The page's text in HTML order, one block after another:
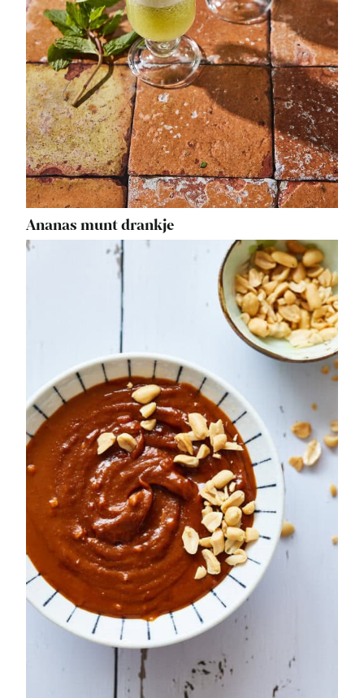
Ananas munt drankje